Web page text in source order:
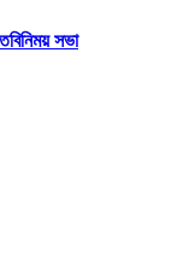
সভা